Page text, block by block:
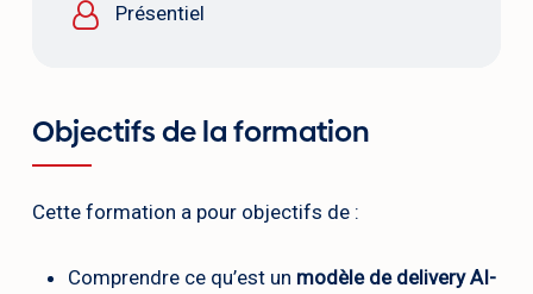
Présentiel
Objectifs de la formation
Cette formation a pour objectifs de :
Comprendre ce qu’est un modèle de delivery AI-